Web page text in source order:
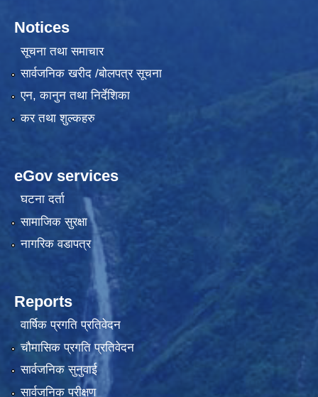
Notices
सूचना तथा समाचार
सार्वजनिक खरीद /बोलपत्र सूचना
एन, कानुन तथा निर्देशिका
कर तथा शुल्कहरु
eGov services
घटना दर्ता
सामाजिक सुरक्षा
नागरिक वडापत्र
Reports
वार्षिक प्रगति प्रतिवेदन
चौमासिक प्रगति प्रतिवेदन
सार्वजनिक सुनुवाई
सार्वजनिक परीक्षण